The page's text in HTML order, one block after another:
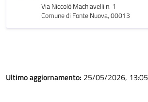
Via Niccolò Machiavelli n. 1
Comune di Fonte Nuova, 00013
Ultimo aggiornamento: 25/05/2026, 13:05